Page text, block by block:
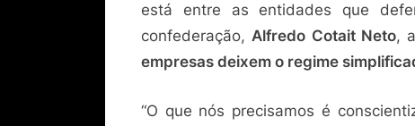
está entre as entidades que
confederação,Alfredo Cotait Neto,
empresas deixem o regime
“O que nós precisamos é